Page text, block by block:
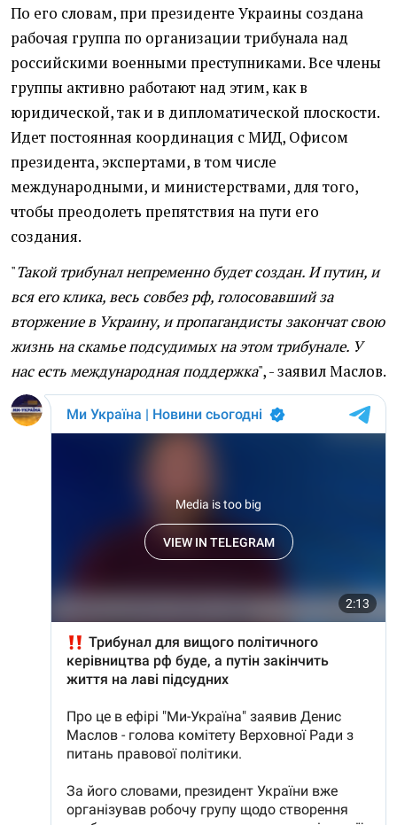
По его словам, при президенте Украины создана
рабочая группа по организации трибунала над
российскими военными преступниками. Все члены
группы активно работают над этим, как в
юридической, так и в дипломатической плоскости.
Идет постоянная координация с МИД, Офисом
президента, экспертами, в том числе
международными, и министерствами, для того,
чтобы преодолеть препятствия на пути его
создания.
"Такой трибунал непременно будет создан. И путин, и
вся его клика, весь совбез рф, голосовавший за
вторжение в Украину, и пропагандисты закончат свою
жизнь на скамье подсудимых на этом трибунале. У
нас есть международная поддержка", - заявил Маслов.